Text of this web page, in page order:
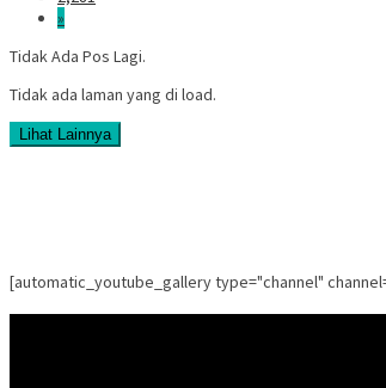
»
Tidak Ada Pos Lagi.
Tidak ada laman yang di load.
Lihat Lainnya
[automatic_youtube_gallery type="channel"